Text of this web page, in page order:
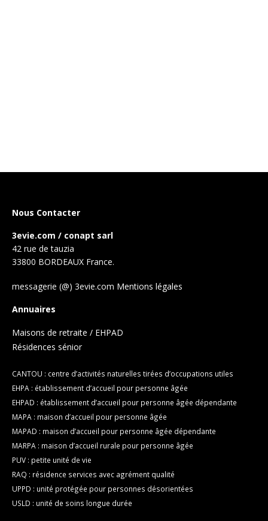
Nous Contacter
3evie.com / conapt sarl
42 rue de tauzia
33800 BORDEAUX France.
messagerie (@) 3evie.com Mentions légales
Annuaires
Maisons de retraite / EHPAD
Résidences sénior
CANTOU : centre d’activités naturelles tirées d’occupations utiles
EHPA : établissement d’accueil pour personne âgée
EHPAD : établissement d’accueil pour personne âgée dépendante
MAPA : maison d’accueil pour personne âgée
MAPAD : maison d’accueil pour personne âgée dépendante
MARPA : maison d’accueil rurale pour personne âgée
PUV : petite unité de vie
RAQ : résidence services avec agrément qualité
UPPD : unité protégée pour personnes désorientées
USLD : unité de soins longue durée